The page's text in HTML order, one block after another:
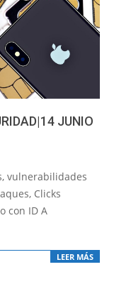
JUNIO
vulnerabilidades
Clicks
con ID A
LEER MÁS